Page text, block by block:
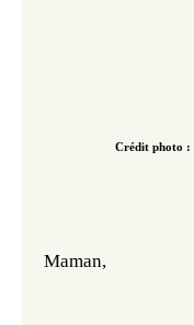
Crédit photo :
Maman,